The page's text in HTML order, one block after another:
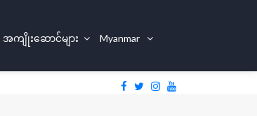
အကျိုးဆောင်များ Myanmar